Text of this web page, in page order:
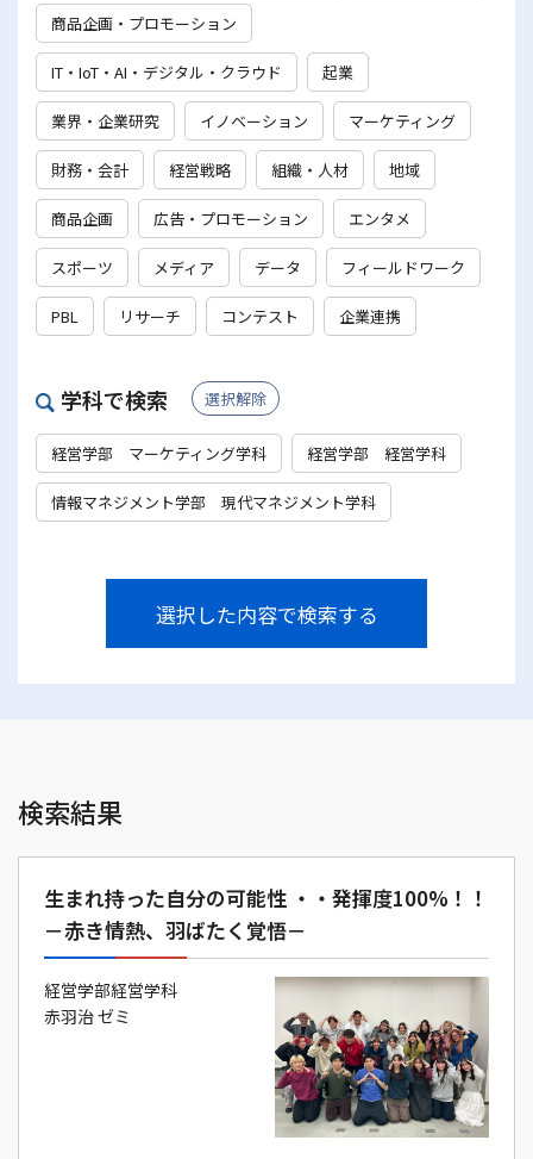
商品企画・プロモーション
IT・IoT・AI・デジタル・クラウド 起業
業界・企業研究 イノベーション マーケティング
財務・会計 経営戦略 組織・人材 地域
商品企画 広告・プロモーション エンタメ
スポーツ メディア データ フィールドワーク
PBL リサーチ コンテスト 企業連携
学科で検索 選択解除
経営学部 マーケティング学科 経営学部 経営学科
情報マネジメント学部 現代マネジメント学科
選択した内容で検索する
検索結果
生まれ持った自分の可能性 ・・発揮度100%！！
－赤き情熱、羽ばたく覚悟－
経営学部経営学科
赤羽治 ゼミ